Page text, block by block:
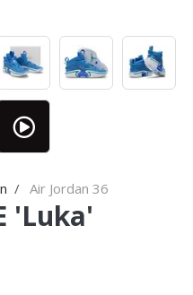
Air Jordan 36
'Luka'